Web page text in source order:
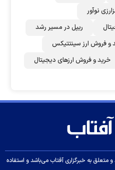
نوآور
ریپل در مسیر رشد
و فروش ارز سینتتیکس
خرید و فروش ارزهای دیجیتال
به خبرگزاری آفتاب می‌باشد و استفاده